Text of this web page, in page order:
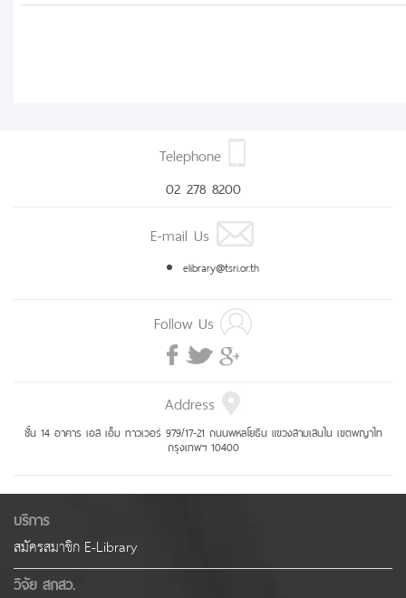
Telephone
02 278 8200
E-mail Us
elibrary@tsri.or.th
Follow Us
Address
ชั้น 14 อาคาร เอส เอ็ม ทาวเวอร์ 979/17-21 ถนนพหลโยธิน แขวงสามเสนใน เขตพญาไท
กรุงเทพฯ 10400
บริการ
สมัครสมาชิก E-Library
วิจัย สกสว.